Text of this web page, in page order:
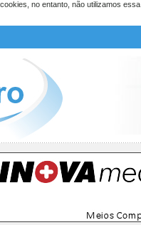
no entanto, não utilizamos